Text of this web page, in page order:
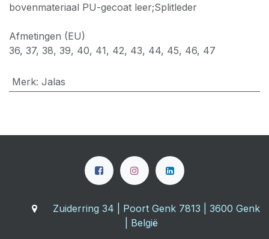
bovenmateriaal PU-gecoat leer;Splitleder
Afmetingen (EU)
36, 37, 38, 39, 40, 41, 42, 43, 44, 45, 46, 47
Merk: Jalas
Zuiderring 34 | Poort Genk 7813 | 3600 Genk
| België